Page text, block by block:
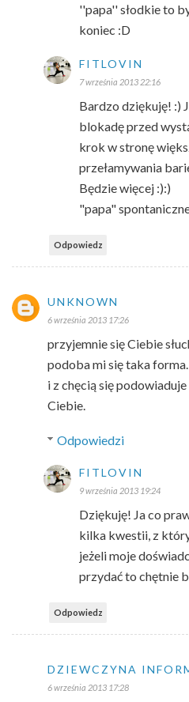
''papa'' słodkie to
koniec :D
FITLOVIN
7 września 2013 22:16
Bardzo dziękuję! :)
blokadę przed
krok w stronę
przełamywania
Będzie więcej :):)
"papa"
Odpowiedz
UNKNOWN
6 września 2013 17:26
przyjemnie się Ciebie
podoba mi się taka
i z chęcią się
Ciebie.
Odpowiedzi
FITLOVIN
9 września 2013 19:24
Dziękuję! Ja co
kilka kwestii, z
jeżeli moje
przydać to chętnie
Odpowiedz
DZIEWCZYNA
6 września 2013 17:28